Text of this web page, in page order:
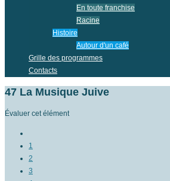
En toute franchise
Racine
Histoire
Autour d'un café
Grille des programmes
Contacts
47 La Musique Juive
Évaluer cet élément
1
2
3